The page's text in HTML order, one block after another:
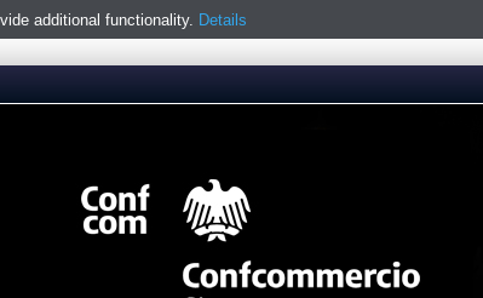
additional functionality. Details